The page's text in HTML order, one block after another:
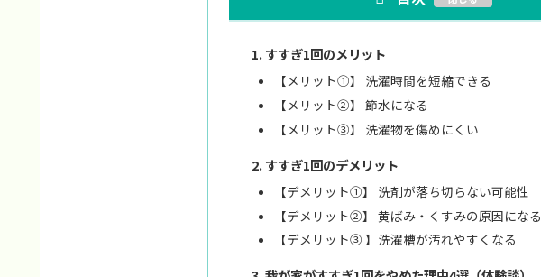
すすぎ1回のメリット
【メリット①】 洗濯時間を短縮できる
【メリット②】 節水になる
【メリット③】 洗濯物を傷めにくい
すすぎ1回のデメリット
【デメリット①】 洗剤が落ち切らない可能性
【デメリット②】 黄ばみ・くすみの原因になる
【デメリット③ 】洗濯槽が汚れやすくなる